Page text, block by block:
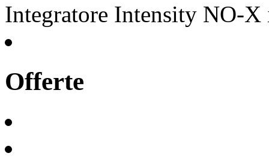
Integratore Intensity NO-X
Offerte